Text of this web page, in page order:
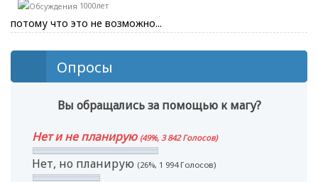
1000лет
потому что это не возможно...
Опросы
Вы обращались за помощью к магу?
Нет и не планирую (49%, 3 842 Голосов)
Нет, но планирую (26%, 1 994 Голосов)